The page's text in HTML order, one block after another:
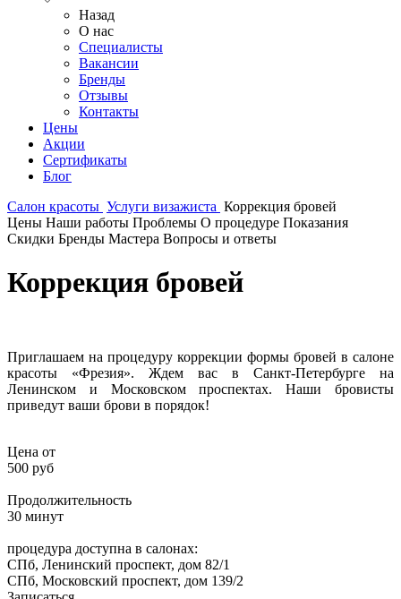
Назад
О нас
Специалисты
Вакансии
Бренды
Отзывы
Контакты
Цены
Акции
Сертификаты
Блог
Салон красоты Услуги визажиста Коррекция бровей
Цены Наши работы Проблемы О процедуре Показания
Скидки Бренды Мастера Вопросы и ответы
Коррекция бровей
Приглашаем на процедуру коррекции формы бровей в салоне
красоты «Фрезия». Ждем вас в Санкт-Петербурге на
Ленинском и Московском проспектах. Наши бровисты
приведут ваши брови в порядок!
Цена от
500 руб
Продолжительность
30 минут
процедура доступна в салонах:
СПб, Ленинский проспект, дом 82/1
СПб, Московский проспект, дом 139/2